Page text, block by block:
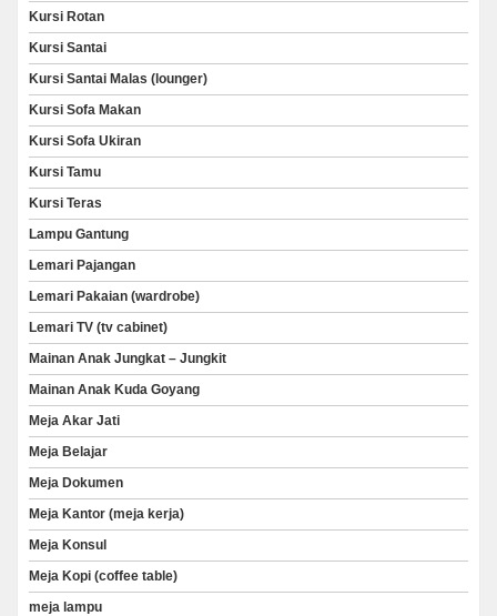
Kursi Rotan
Kursi Santai
Kursi Santai Malas (lounger)
Kursi Sofa Makan
Kursi Sofa Ukiran
Kursi Tamu
Kursi Teras
Lampu Gantung
Lemari Pajangan
Lemari Pakaian (wardrobe)
Lemari TV (tv cabinet)
Mainan Anak Jungkat – Jungkit
Mainan Anak Kuda Goyang
Meja Akar Jati
Meja Belajar
Meja Dokumen
Meja Kantor (meja kerja)
Meja Konsul
Meja Kopi (coffee table)
meja lampu